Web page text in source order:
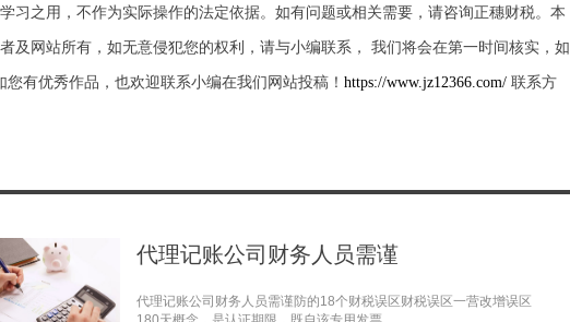
习之用，不作为实际操作的法定依据。如有问题或相关需要，请咨询正穗财税。本
及网站所有，如无意侵犯您的权利，请与小编联系， 我们将会在第一时间核实，如
有优秀作品，也欢迎联系小编在我们网站投稿！ https://www.jz12366.com/ 联系方
代理记账公司财务人员需谨
代理记账公司财务人员需谨防的18个财税误区财税误区一营改增误区